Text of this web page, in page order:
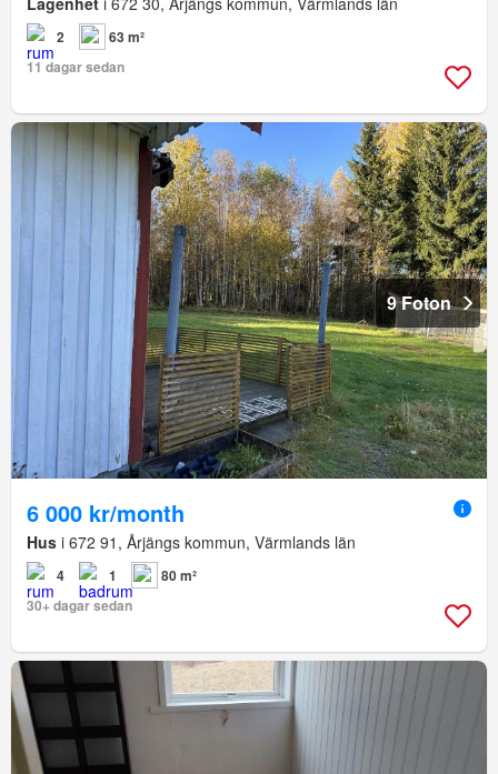
2
63 m²
11 dagar sedan
9 Foton
6 000 kr/month
Hus i 672 91, Årjängs kommun, Värmlands län
4 1
80 m²
30+ dagar sedan